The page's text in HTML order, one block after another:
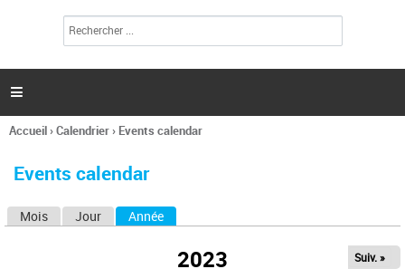
l
c
h
e

Vous
ici
Accueil›Calendrier› Events calendar
Events calendar
Mois Jour Année
2023 Suiv. »